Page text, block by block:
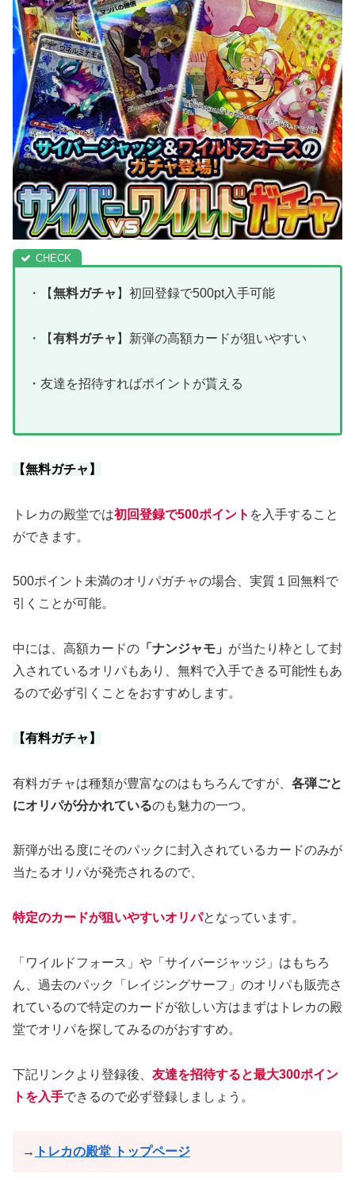
・【無料ガチャ 】初回登録で500pt入手可能
・【有料ガチャ 】新弾の高額カードが狙いやすい
・友達を招待すればポイントが貰える
【無料ガチャ】
トレカの殿堂では初回登録で500ポイント を入手すること
ができます。
500ポイント未満のオリパガチャの場合、実質１回無料で
引くことが可能。
中には、高額カードの 「ナンジャモ」 が当たり枠として封
入されているオリパもあり、無料で入手できる可能性もあ
るので必ず引くことをおすすめします。
【有料ガチャ】
有料ガチャは種類が豊富なのはもちろんですが、 各弾ごと
にオリパが分かれているのも魅力の一つ。
新弾が出る度にそのパックに封入されているカードのみが
当たるオリパが発売されるので、
特定のカードが狙いやすいオリパとなっています。
「ワイルドフォース」や「サイバージャッジ」はもちろ
ん、過去のパック「レイジングサーフ」のオリパも販売さ
れているので特定のカードが欲しい方はまずはトレカの殿
堂でオリパを探してみるのがおすすめ。
下記リンクより登録後、 友達を招待すると最大300ポイン
トを入手できるので必ず登録しましょう。
→ トレカの殿堂 トップページ